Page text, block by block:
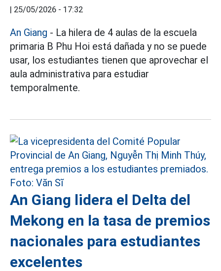
| 25/05/2026 - 17:32
An Giang - La hilera de 4 aulas de la escuela
primaria B Phu Hoi está dañada y no se puede
usar, los estudiantes tienen que aprovechar el
aula administrativa para estudiar
temporalmente.
An Giang lidera el Delta del
Mekong en la tasa de premios
nacionales para estudiantes
excelentes